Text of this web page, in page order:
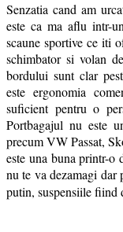
Senzatia cand am
este ca ma aflu intr-
scaune sportive ce iti
schimbator si volan
bordului sunt clar
este ergonomia
suficient pentru o
Portbagajul nu este
precum VW Passat,
este una buna printr-o
nu te va dezamagi
putin, suspensiile fiind